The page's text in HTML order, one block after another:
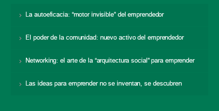
La autoeficacia: “motor invisible” del emprendedor
El poder de la comunidad: nuevo activo del emprendedor
Networking: el arte de la “arquitectura social” para emprender
Las ideas para emprender no se inventan, se descubren